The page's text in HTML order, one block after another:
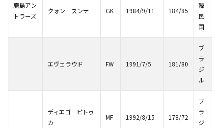
鹿島アン
トラーズ
クォン スンテ GK 1984/9/11 184/85
韓
民
国
エヴェラウド FW 1991/7/5 181/80
ブ
ラ
ジ
ル
ディエゴ ピトゥ
カ
MF 1992/8/15 178/72
ブ
ラ
ジ